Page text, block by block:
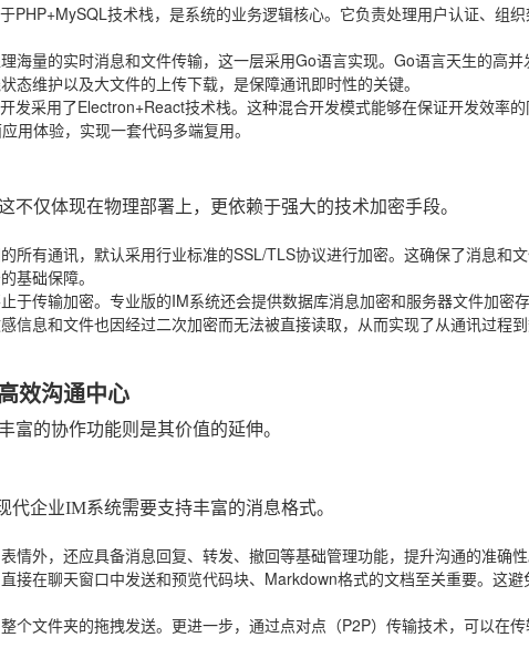
PHP+MySQL技术栈，是系统的业务逻辑核心。它负责处理用户认证、组
海量的实时消息和文件传输，这一层采用Go语言实现。Go语言天生的高
态维护以及大文件的上传下载，是保障通讯即时性的关键。
发采用了Electron+React技术栈。这种混合开发模式能够在保证开发效率
用体验，实现一套代码多端复用。
不仅体现在物理部署上，更依赖于强大的技术加密手段。
所有通讯，默认采用行业标准的SSL/TLS协议进行加密。这确保了消息和
基础保障。
于传输加密。专业版的IM系统还会提供数据库消息加密和服务器文件加密
信息和文件也因经过二次加密而无法被直接读取，从而实现了从通讯过程
效沟通中心
富的协作功能则是其价值的延伸。
企业IM系统需要支持丰富的消息格式。
情外，还应具备消息回复、转发、撤回等基础管理功能，提升沟通的准确性
接在聊天窗口中发送和预览代码块、Markdown格式的文档至关重要。这
个文件夹的拖拽发送。更进一步，通过点对点（P2P）传输技术，可以在